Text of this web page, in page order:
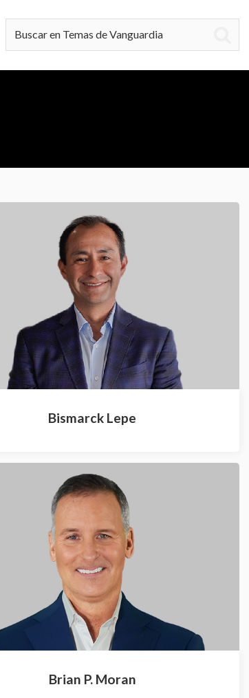
Buscar en Temas de Vanguardia
Bismarck Lepe
Brian P. Moran